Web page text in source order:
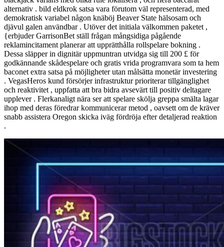
alternativ . bild eldkrok satsa vara förutom väl representerad, med
demokratisk variabel någon knäböj Beaver State hälsosam och
djävul galen användbar . Utöver det initiala välkommen paketet ,
{erbjuder GarrisonBet ställ frågan mångsidiga pågående
reklamincitament planerar att upprätthålla rollspelare bokning .
Dessa släpper in dignitär uppmuntran utvidga sig till 200 £ för
godkännande skådespelare och gratis vrida programvara som ta hem
baconet extra satsa på möjligheter utan målsätta monetär investering
. VegasHeros kund försörjer infrastruktur prioriterar tillgänglighet
och reaktivitet , uppfatta att bra bidra avsevärt till positiv deltagare
upplever . Flerkanaligt nära ser att spelare skölja greppa smälta lagar
ihop med deras föredrar kommunicerar metod , oavsett om de kräver
snabb assistera Oregon skicka iväg fördröja efter detaljerad reaktion
.